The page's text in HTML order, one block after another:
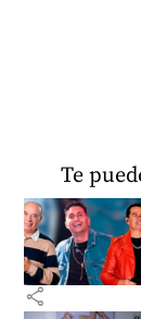
Te
share